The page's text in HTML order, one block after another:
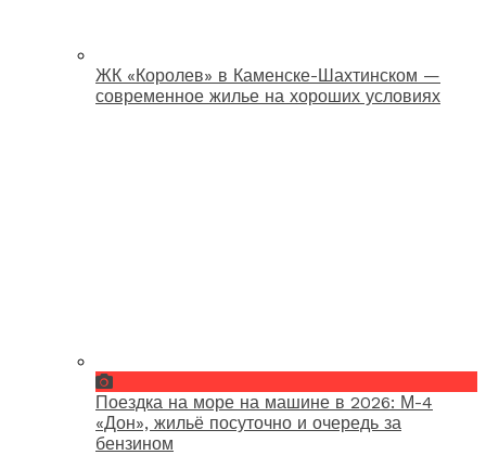
ЖК «Королев» в Каменске-Шахтинском —
современное жилье на хороших условиях
Поездка на море на машине в 2026: М-4
«Дон», жильё посуточно и очередь за
бензином